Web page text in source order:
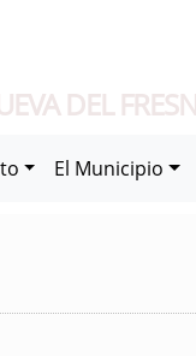
DEL
El Municipio